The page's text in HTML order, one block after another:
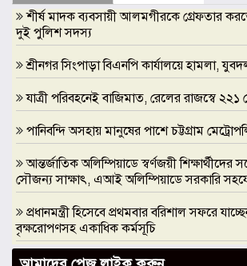
শীর্ষ মাদক ব্যবসায়ী আলমগীরকে গ্রেফতার
দুই পুলিশ সদস্য
শ্রীনগর সিংপাড়া বিএনপি কার্যালয়ে হামলা,
যাত্রী পরিবহনেই বাজিমাত, রেলের রাজস্বে ২২১
পানিবন্দি অসহায় মানুষের পাশে চট্টগ্রাম
আন্তর্জাতিক অলিম্পিয়াডে স্বর্ণজয়ী শিক্ষার্থীদের
সৌজন্য সাক্ষাৎ, এআই অলিম্পিয়াডে সরকারি
প্রধানমন্ত্রী হিসেবে প্রথমবার বরিশাল সফরে
বৃক্ষরোপণসহ একাধিক কর্মসূচি
ঢাকা মেডিকেলকে গবেষণা, উদ্ভাবন ও মানবিক